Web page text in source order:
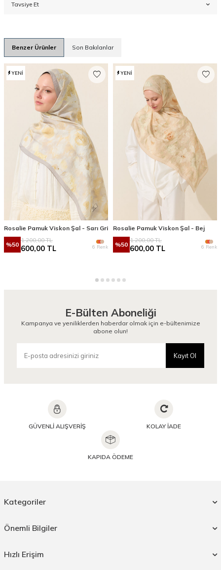
Tavsiye Et
Benzer Ürünler Son Bakılanlar
YENI
Rosalie Pamuk Viskon Şal - Sarı Gri
%50
1.200,00TL
600,00 TL 6 Renk
YENI
Rosalie Pamuk Viskon Şal - Bej
%50
1.200,00TL
600,00 TL 6 Renk
E-Bülten Aboneliği
Kampanya ve yeniliklerden haberdar olmak için e-bültenimize
abone olun!
Kayıt Ol
GÜVENLİ ALIŞVERİŞ KOLAY İADE
KAPIDA ÖDEME
Kategoriler
Önemli Bilgiler
Hızlı Erişim